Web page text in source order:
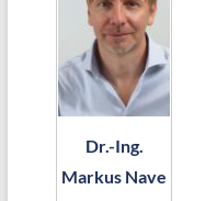
Dr.-Ing.
Markus Nave